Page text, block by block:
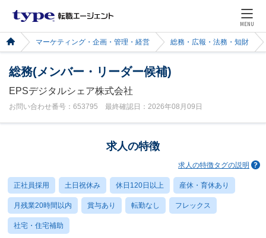
MENU
マーケティング・企画・管理・経営 総務・広報・法務・知財
総務(メンバー・リーダー候補)
EPSデジタルシェア株式会社
お問い合わせ番号：653795 最終確認日：2026年08月09日
求人の特徴
求人の特徴タグの説明
正社員採用 土日祝休み 休日120日以上 産休・育休あり
月残業20時間以内 賞与あり 転勤なし フレックス
社宅・住宅補助